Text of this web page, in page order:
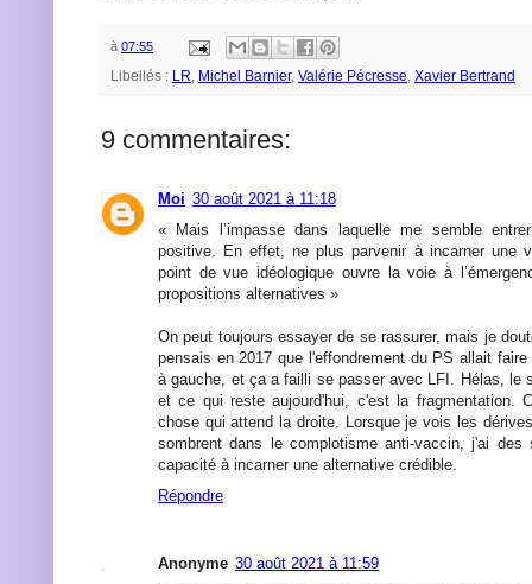
à 07:55
Libellés : LR, Michel Barnier, Valérie Pécresse, Xavier Bertrand
9 commentaires:
Moi 30 août 2021 à 11:18
« Mais l’impasse dans laquelle me semble
positive. En effet, ne plus parvenir à incarner une
point de vue idéologique ouvre la voie à
propositions alternatives »
On peut toujours essayer de se rassurer, mais je
pensais en 2017 que l'effondrement du PS allait
à gauche, et ça a failli se passer avec LFI. Hélas, le
et ce qui reste aujourd'hui, c'est la fragmentation.
chose qui attend la droite. Lorsque je vois les
sombrent dans le complotisme anti-vaccin, j'ai des
capacité à incarner une alternative crédible.
Répondre
Anonyme 30 août 2021 à 11:59